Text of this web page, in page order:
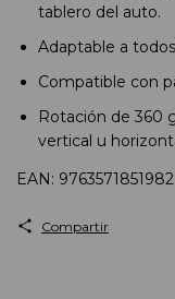
tablero del auto.
Adaptable a
Compatible con
Rotación de 360
vertical u
EAN: 9763571851982
Compartir